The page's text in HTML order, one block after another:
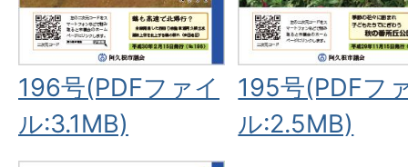
196号(PDFファイ
ル:3.1MB)
195号(PDFフ
ル:2.5MB)